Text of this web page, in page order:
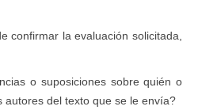
confirmar la evaluación solicitada,
o suposiciones sobre quién o
autores del texto que se le envía?